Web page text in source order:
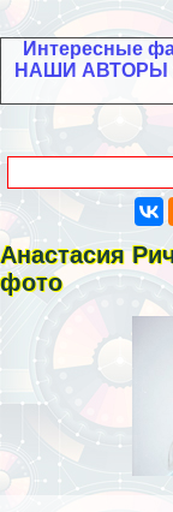
Интересные
НАШИ АВТОРЫ
Анастасия
фото